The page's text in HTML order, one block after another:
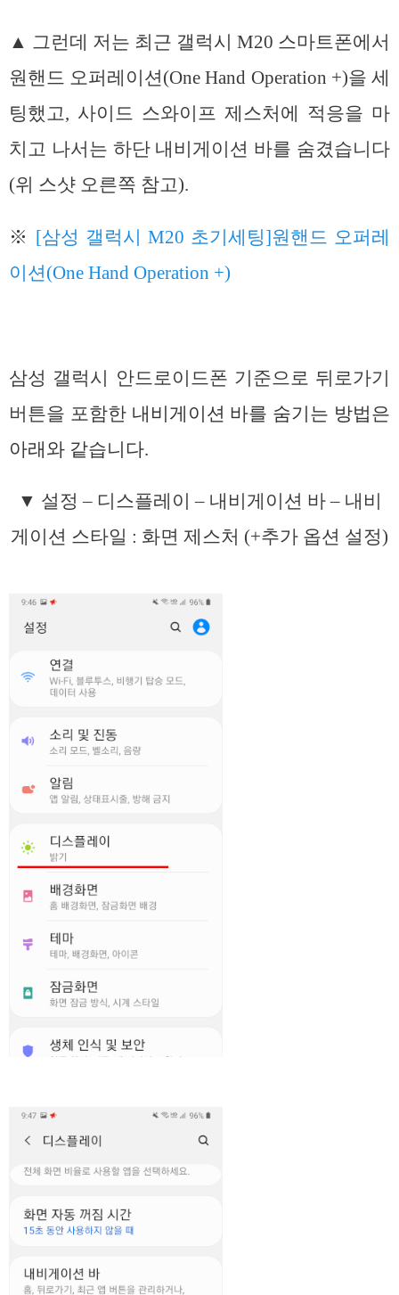
▲ 그런데 저는 최근 갤럭시 M20 스마트폰에서
원핸드 오퍼레이션(One Hand Operation +)을 세
팅했고, 사이드 스와이프 제스처에 적응을 마
치고 나서는 하단 내비게이션 바를 숨겼습니다
(위 스샷 오른쪽 참고).
※ [삼성 갤럭시 M20 초기세팅]원핸드 오퍼레
이션(One Hand Operation +)
삼성 갤럭시 안드로이드폰 기준으로 뒤로가기
버튼을 포함한 내비게이션 바를 숨기는 방법은
아래와 같습니다.
▼ 설정 – 디스플레이 – 내비게이션 바 – 내비
게이션 스타일 : 화면 제스처 (+추가 옵션 설정)